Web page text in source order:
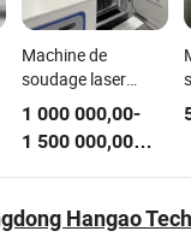
Machine de
soudage laser
automatisée haute
vitesse de qualité
premium pour la
production de
12ppm
1 000 000,00-
1 500 000,00